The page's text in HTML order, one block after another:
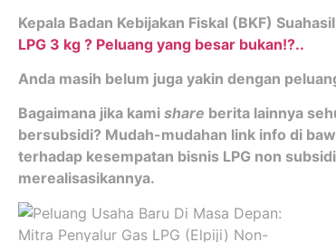
Kepala Badan Kebijakan Fiskal (BKF)
LPG 3 kg ? Peluang yang besar bukan!?..
Anda masih belum juga yakin dengan
Bagaimana jika kami share berita lainnya
bersubsidi? Mudah-mudahan link info di
terhadap kesempatan bisnis LPG non
merealisasikannya.